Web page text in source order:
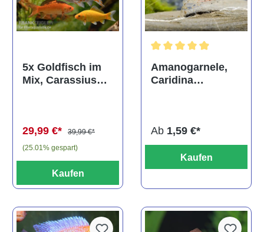
5x Goldfisch im
Mix, Carassius
29,99 €*
39,99 €*
(25.01% gespart)
Kaufen
Amanogarnele,
Caridina
Ab 1,59 €*
Kaufen